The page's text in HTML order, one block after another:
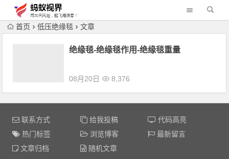
首页 低压绝缘毯 文章
绝缘毯-绝缘毯作用-绝缘毯重量
08月20日 8,376
联系方式 给我投稿
代码高亮
热门标签
浏览博客
最新留言
文章归档
随机文章